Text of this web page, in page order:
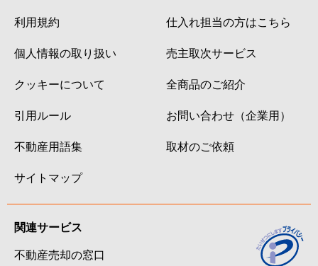
利用規約
個人情報の取り扱い
クッキーについて
引用ルール
不動産用語集
サイトマップ
仕入れ担当の方はこちら
売主取次サービス
全商品のご紹介
お問い合わせ（企業用）
取材のご依頼
関連サービス
不動産売却の窓口